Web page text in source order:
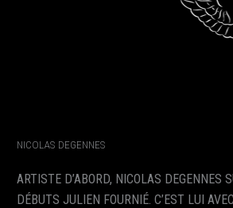
NICOLAS DEGENNES
ARTISTE D’ABORD, NICOLAS DEGENNES
DÉBUTS JULIEN FOURNIÉ. C’EST LUI